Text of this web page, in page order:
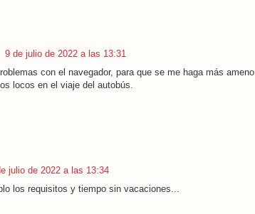
9 de julio de 2022 a las 13:31
con el navegador, para que se me haga más ameno
locos en el viaje del autobús.
julio de 2022 a las 13:34
los requisitos y tiempo sin vacaciones...